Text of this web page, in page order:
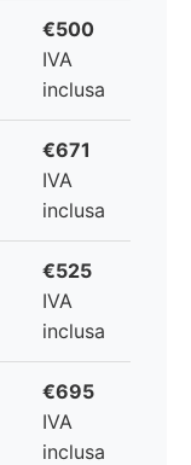
€500
IVA
inclusa
€671
IVA
inclusa
€525
IVA
inclusa
€695
IVA
inclusa